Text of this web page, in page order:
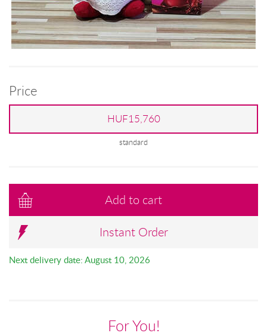
Price
HUF15,760
standard
Add to cart
Instant Order
Next delivery date: August 10, 2026
For You!